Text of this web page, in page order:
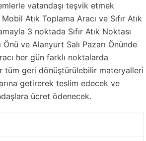
vatandaşı teşvik etmek
Atık Toplama Aracı ve Sıfır Atık
3 noktada Sıfır Atık Noktası
ve Alanyurt Salı Pazarı Önünde
her gün farklı noktalarda
tüm geri dönüştürülebilir materyalleri
getirerek teslim edecek ve
ücret ödenecek.